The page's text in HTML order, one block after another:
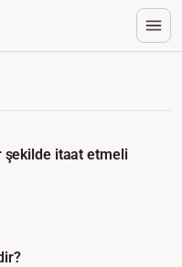
şekilde itaat etmeli